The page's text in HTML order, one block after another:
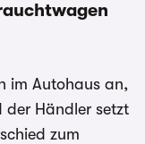
im Autohaus an,
der Händler setzt
zum